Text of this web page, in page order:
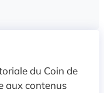
du Coin de
aux contenus